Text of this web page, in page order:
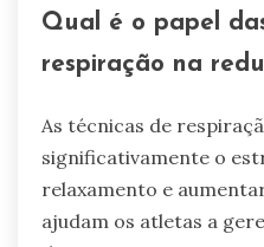
Qual é o papel
respiração na
As técnicas de
significativamente o
relaxamento e
ajudam os atletas a